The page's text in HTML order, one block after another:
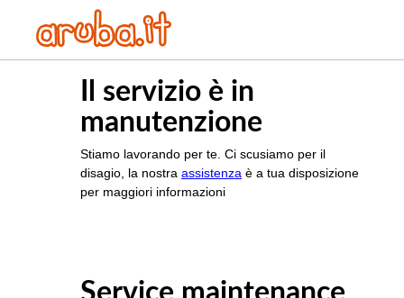
Il servizio è in
manutenzione
Stiamo lavorando per te. Ci scusiamo per il
disagio, la nostra assistenza è a tua disposizione
per maggiori informazioni